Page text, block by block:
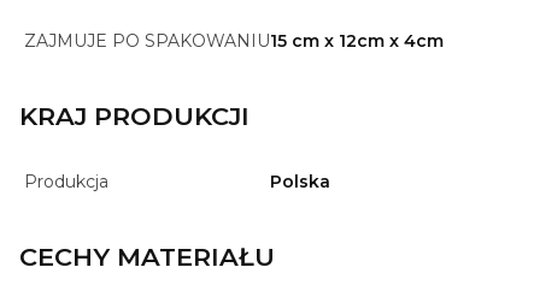
ZAJMUJE PO SPAKOWANIU15 cm x 12cm x 4cm
KRAJ PRODUKCJI
Produkcja Polska
CECHY MATERIAŁU